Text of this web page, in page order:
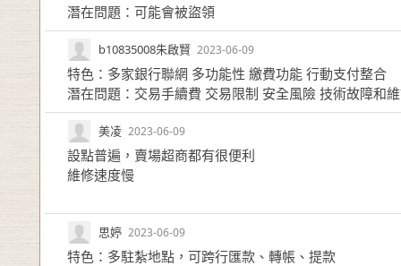
潛在問題：可能會被盜領
b10835008朱啟賢 2023-06-09
特色：多家銀行聯網 多功能性 繳費功能 行動支付整合
潛在問題：交易手續費 交易限制 安全風險 技術故障和
美凌 2023-06-09
設點普遍，賣場超商都有很便利
維修速度慢
思婷 2023-06-09
特色：多駐紮地點，可跨行匯款、轉帳、提款